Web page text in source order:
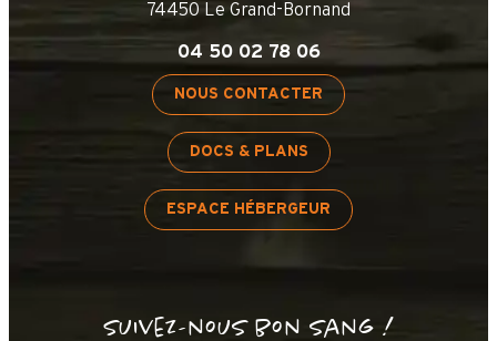
74450 Le Grand-Bornand
04 50 02 78 06
NOUS CONTACTER
DOCS & PLANS
ESPACE HÉBERGEUR
Suivez-nous bon sang !